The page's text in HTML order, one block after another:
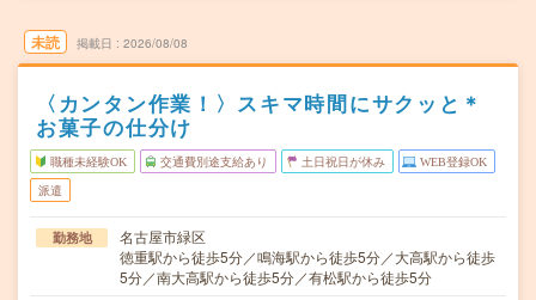
未読 掲載日 2026/08/08
〈カンタン作業！〉スキマ時間にサクッと＊
お菓子の仕分け
職種未経験OK 交通費別途支給あり 土日祝日が休み WEB登録OK
派遣
勤務地
名古屋市緑区
徳重駅から徒歩5分／鳴海駅から徒歩5分／大高駅から徒歩
5分／南大高駅から徒歩5分／有松駅から徒歩5分